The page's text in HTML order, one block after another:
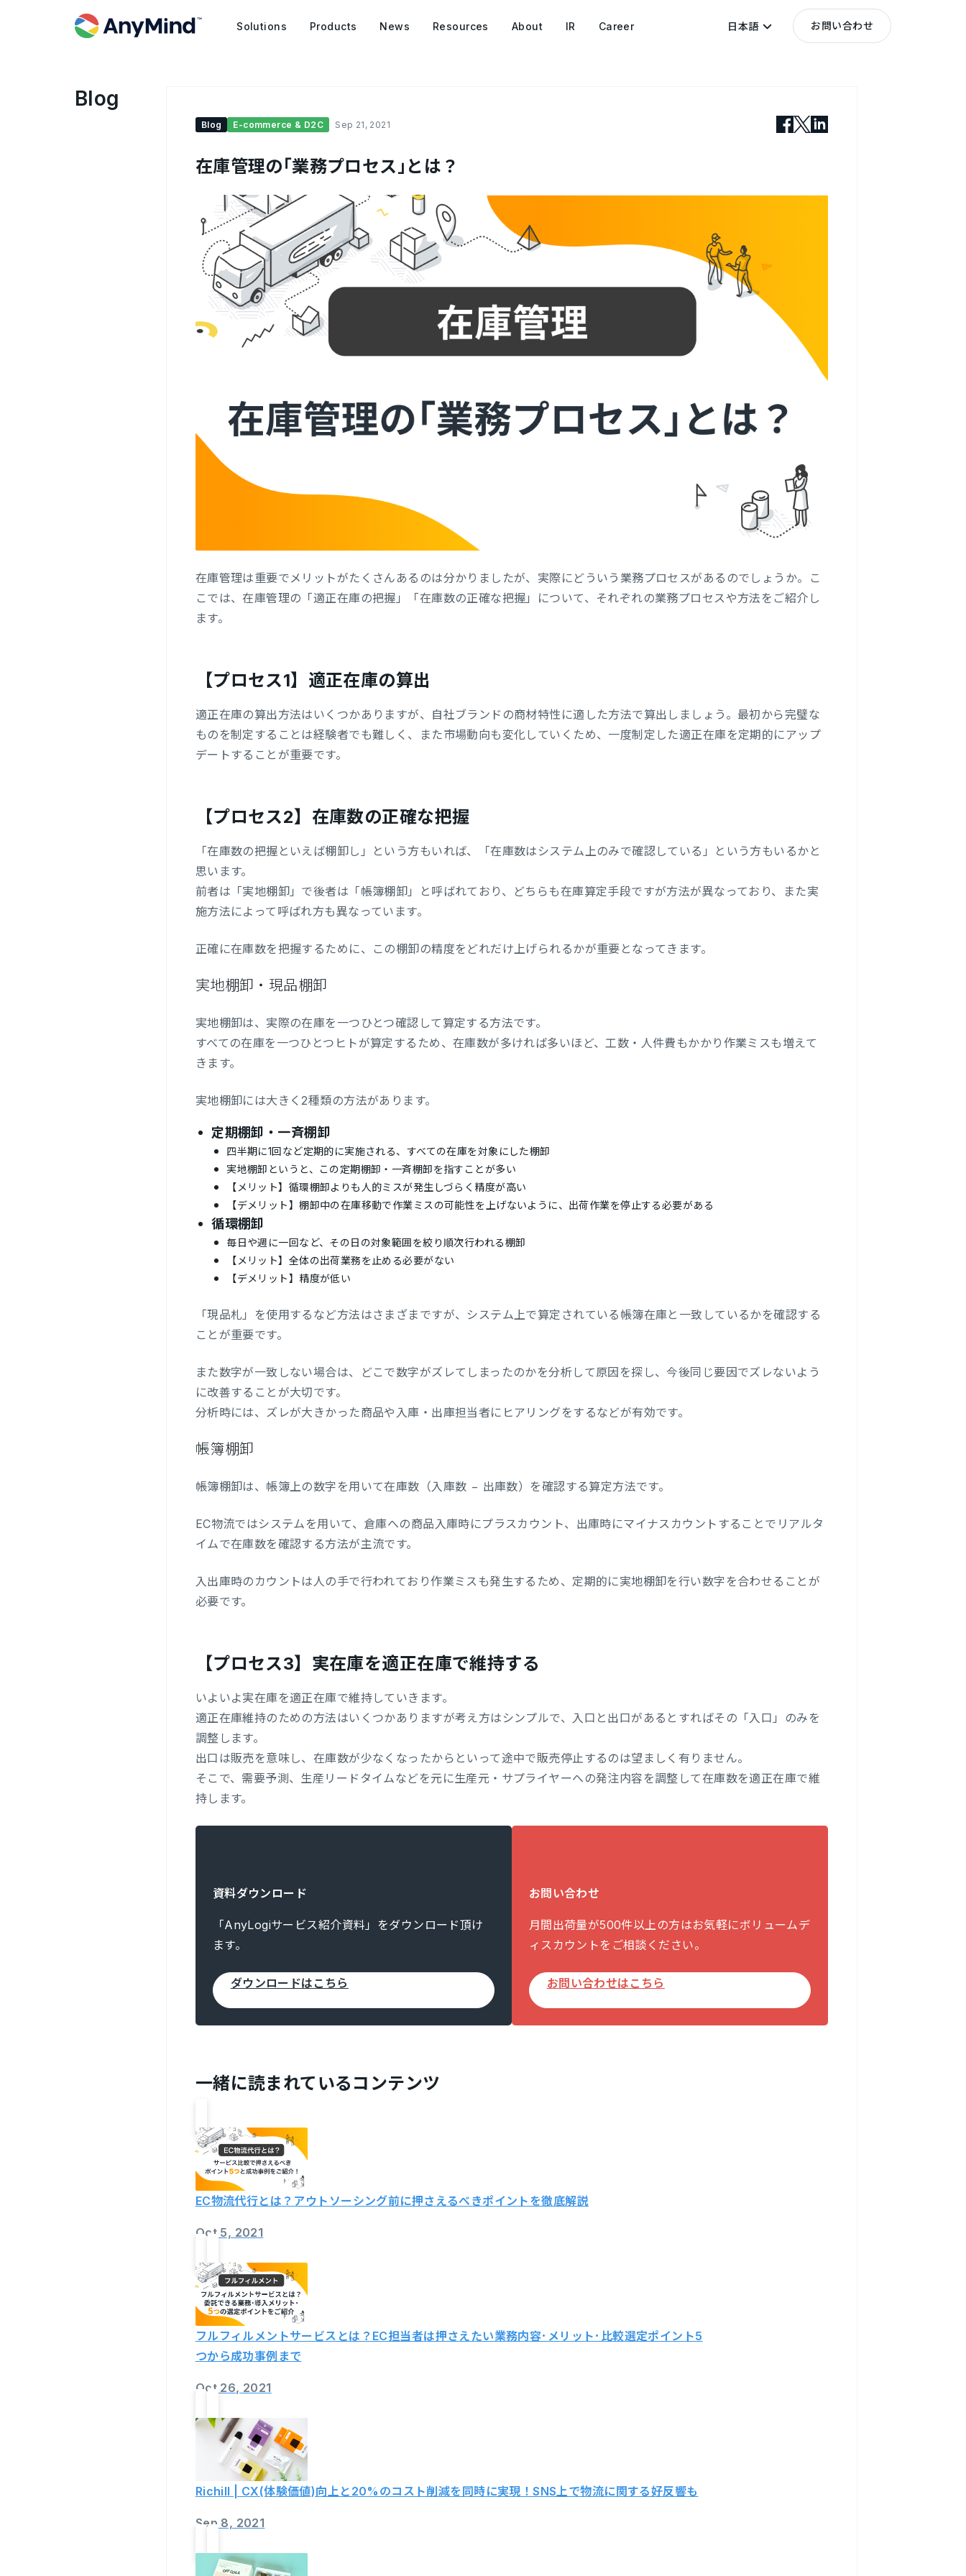
Solutions Products News Resources About IR Career 日本語 お問い合わせ
Blog
Blog E-commerce & D2C Sep 21, 2021
在庫管理の｢業務プロセス｣とは？
在庫管理は重要でメリットがたくさんあるのは分かりましたが、実際にどういう業務プロセスがあるのでしょうか。こ
こでは、在庫管理の「適正在庫の把握」「在庫数の正確な把握」について、それぞれの業務プロセスや方法をご紹介し
ます。
【プロセス1】適正在庫の算出
適正在庫の算出方法はいくつかありますが、自社ブランドの商材特性に適した方法で算出しましょう。最初から完璧な
ものを制定することは経験者でも難しく、また市場動向も変化していくため、一度制定した適正在庫を定期的にアップ
デートすることが重要です。
【プロセス2】在庫数の正確な把握
「在庫数の把握といえば棚卸し」という方もいれば、「在庫数はシステム上のみで確認している」という方もいるかと
思います。
前者は「実地棚卸」で後者は「帳簿棚卸」と呼ばれており、どちらも在庫算定手段ですが方法が異なっており、また実
施方法によって呼ばれ方も異なっています。
正確に在庫数を把握するために、この棚卸の精度をどれだけ上げられるかが重要となってきます。
実地棚卸・現品棚卸
実地棚卸は、実際の在庫を一つひとつ確認して算定する方法です。
すべての在庫を一つひとつヒトが算定するため、在庫数が多ければ多いほど、工数・人件費もかかり作業ミスも増えて
きます。
実地棚卸には大きく2種類の方法があります。
定期棚卸・一斉棚卸
四半期に1回など定期的に実施される、すべての在庫を対象にした棚卸
実地棚卸というと、この定期棚卸・一斉棚卸を指すことが多い
【メリット】循環棚卸よりも人的ミスが発生しづらく精度が高い
【デメリット】棚卸中の在庫移動で作業ミスの可能性を上げないように、出荷作業を停止する必要がある
循環棚卸
毎日や週に一回など、その日の対象範囲を絞り順次行われる棚卸
【メリット】全体の出荷業務を止める必要がない
【デメリット】精度が低い
「現品札」を使用するなど方法はさまざまですが、システム上で算定されている帳簿在庫と一致しているかを確認する
ことが重要です。
また数字が一致しない場合は、どこで数字がズレてしまったのかを分析して原因を探し、今後同じ要因でズレないよう
に改善することが大切です。
分析時には、ズレが大きかった商品や入庫・出庫担当者にヒアリングをするなどが有効です。
帳簿棚卸
帳簿棚卸は、帳簿上の数字を用いて在庫数（入庫数 − 出庫数）を確認する算定方法です。
EC物流ではシステムを用いて、倉庫への商品入庫時にプラスカウント、出庫時にマイナスカウントすることでリアルタ
イムで在庫数を確認する方法が主流です。
入出庫時のカウントは人の手で行われており作業ミスも発生するため、定期的に実地棚卸を行い数字を合わせることが
必要です。
【プロセス3】実在庫を適正在庫で維持する
いよいよ実在庫を適正在庫で維持していきます。
適正在庫維持のための方法はいくつかありますが考え方はシンプルで、入口と出口があるとすればその「入口」のみを
調整します。
出口は販売を意味し、在庫数が少なくなったからといって途中で販売停止するのは望ましく有りません。
そこで、需要予測、生産リードタイムなどを元に生産元・サプライヤーへの発注内容を調整して在庫数を適正在庫で維
持します。
資料ダウンロード
「AnyLogiサービス紹介資料」をダウンロード頂け
ます。
ダウンロードはこちら
お問い合わせ
月間出荷量が500件以上の方はお気軽にボリュームデ
ィスカウントをご相談ください。
お問い合わせはこちら
一緒に読まれているコンテンツ
EC物流代行とは？アウトソーシング前に押さえるべきポイントを徹底解説
Oct 5, 2021
フルフィルメントサービスとは？EC担当者は押さえたい業務内容･メリット･比較選定ポイント5
つから成功事例まで
Oct 26, 2021
Richill | CX(体験価値)向上と20%のコスト削減を同時に実現！SNS上で物流に関する好反響も
Sep 8, 2021